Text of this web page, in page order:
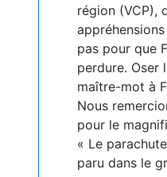
région (VCP),
pas pour que
perdure. Oser
maître-mot à
Nous
pour le
« Le
paru dans le